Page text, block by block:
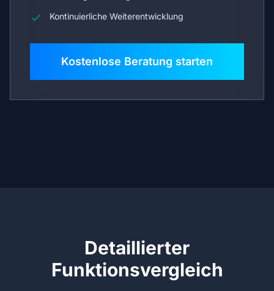
Kontinuierliche Weiterentwicklung
Kostenlose Beratung starten
Detaillierter
Funktionsvergleich